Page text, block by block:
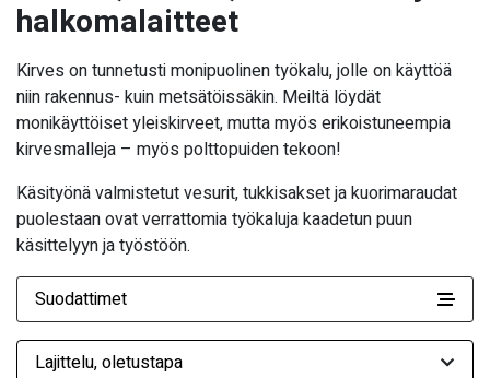
halkomalaitteet
Kirves on tunnetusti monipuolinen työkalu, jolle on käyttöä
niin rakennus- kuin metsätöissäkin. Meiltä löydät
monikäyttöiset yleiskirveet, mutta myös erikoistuneempia
kirvesmalleja – myös polttopuiden tekoon!
Käsityönä valmistetut vesurit, tukkisakset ja kuorimaraudat
puolestaan ovat verrattomia työkaluja kaadetun puun
käsittelyyn ja työstöön.
Suodattimet